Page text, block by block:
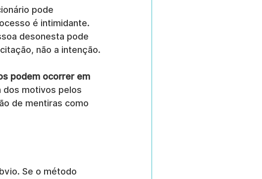
pode
é intimidante.
desonesta pode
não a intenção.
podem ocorrer em
dos motivos pelos
de mentiras como
Se o método